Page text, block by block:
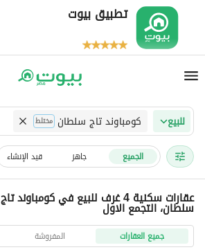
تطبيق بيوت
للبيع كومباوند تاج سلطان مختلط
الجميع جاهز قيد الإنشاء
عقارات سكنية 4 غرف للبيع في كومباوند تاجسلطان، التجمع الاول
جميع العقارات المفروشة